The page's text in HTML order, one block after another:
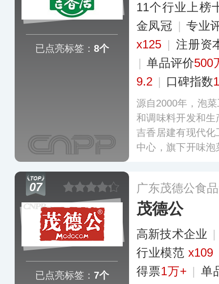
已点亮标签： 8个
11个行业上榜
金凤冠 | 专业
x125 | 注册资
| 单品评价500
9.2 | 口碑指数
源自2000年，泡
和调味料开发和
吉香居建有现代
中心，旗下开味
名度和美誉度。
07
已点亮标签： 7个
广东茂德公食
茂德公
高新技术企业 |
行业模范x109
得票1万+ | 单